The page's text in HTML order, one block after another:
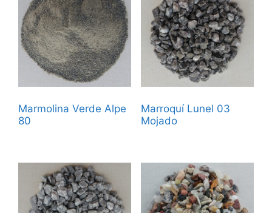
Marmolina Verde Alpe
80
Marroquí Lunel 03
Mojado